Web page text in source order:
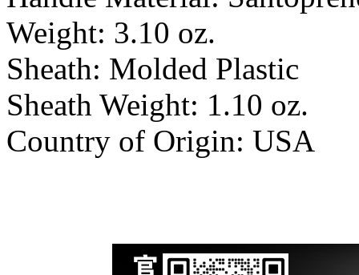
Weight: 3.10 oz.
Sheath: Molded Plastic
Sheath Weight: 1.10 oz.
Country of Origin: USA